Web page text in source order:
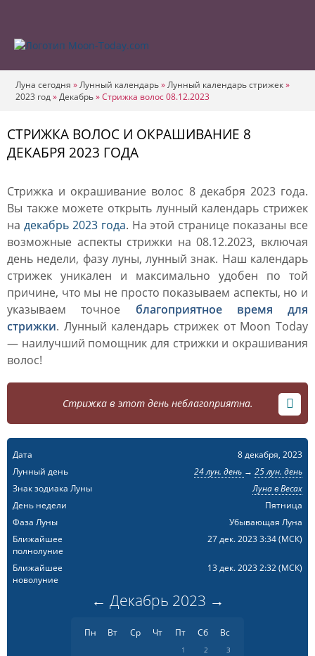
Луна сегодня »Лунный календарь»Лунный календарь стрижек»
2023 год»Декабрь»Стрижка волос 08.12.2023
СТРИЖКА ВОЛОС И ОКРАШИВАНИЕ 8
ДЕКАБРЯ 2023 ГОДА
Стрижка и окрашивание волос 8 декабря 2023 года.
Вы также можете открыть лунный календарь стрижек
на декабрь 2023 года. На этой странице показаны все
возможные аспекты стрижки на 08.12.2023, включая
день недели, фазу луны, лунный знак. Наш календарь
стрижек уникален и максимально удобен по той
причине, что мы не просто показываем аспекты, но и
указываем точное благоприятное время для
стрижки. Лунный календарь стрижек от Moon Today
— наилучший помощник для стрижки и окрашивания
волос!
Стрижка в этот день неблагоприятна.
Дата
8 декабря, 2023
Лунный день
24 лун. день → 25 лун. день
Знак зодиака Луны
Луна в Весах
День недели
Пятница
Фаза Луны
Убывающая Луна
Ближайшее
полнолуние
27 дек. 2023 3:34(МСК)
Ближайшее
новолуние
13 дек. 2023 2:32(МСК)
← Декабрь 2023 →
Пн Вт Ср Чт Пт Сб Вс
1 2
3